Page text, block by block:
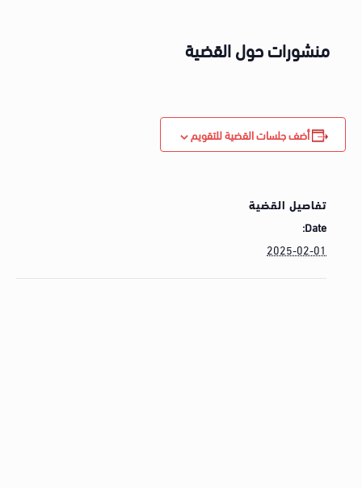
منشورات حول القضية
أضف جلسات القضية للتقويم
تفاصيل القضية
Date:
2025-02-01